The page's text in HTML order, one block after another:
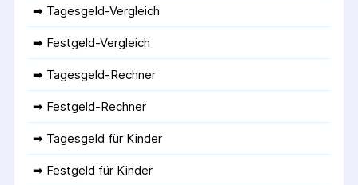
➡ Tagesgeld-Vergleich
➡ Festgeld-Vergleich
➡ Tagesgeld-Rechner
➡ Festgeld-Rechner
➡ Tagesgeld für Kinder
➡ Festgeld für Kinder